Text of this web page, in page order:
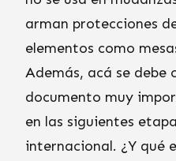
arman protecciones
elementos como
Además, acá se debe
documento muy
en las siguientes
internacional. ¿Y qué